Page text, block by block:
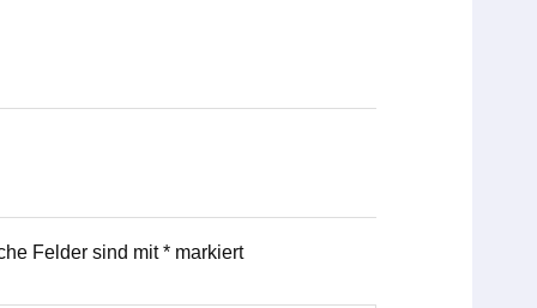
Felder sind mit*markiert